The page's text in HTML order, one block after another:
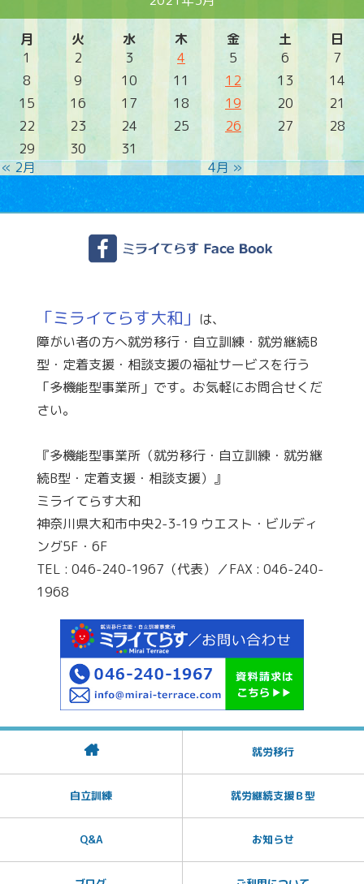
月 火 水 木 金 土 日
« 2月 4月 »
1 2 3 4 5 6
7
8
9 10 11 12 13
14
15
16 17 18 19 20
21
22
23 24 25 26 27
28
29
30 31
「ミライてらす大和」 は、
障がい者の方へ就労移行・自立訓練・就労継続B
型・定着支援・相談支援の福祉サービスを行う
「多機能型事業所」です。お気軽にお問合せくだ
さい。
『多機能型事業所（就労移行・自立訓練・就労継
続B型・定着支援・相談支援）』
ミライてらす大和
神奈川県大和市中央2-3-19 ウエスト・ビルディ
ング5F・6F
TEL : 046-240-1967（代表）／FAX : 046-240-
1968
就労移行
自立訓練 就労継続支援Ｂ型
Q&A お知らせ